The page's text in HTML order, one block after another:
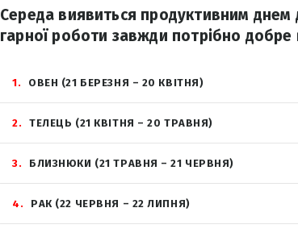
Середа виявиться продуктивним днем
гарної роботи завжди потрібно добре
1 ОВЕН (21 БЕРЕЗНЯ – 20 КВІТНЯ)
2 ТЕЛЕЦЬ (21 КВІТНЯ – 20 ТРАВНЯ)
3 БЛИЗНЮКИ (21 ТРАВНЯ – 21 ЧЕРВНЯ)
4 РАК (22 ЧЕРВНЯ – 22 ЛИПНЯ)